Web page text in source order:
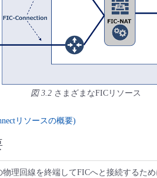
図 3.2 さまざまなFICリソース
リソースの概要)
理回線を終端してFICへと接続するた